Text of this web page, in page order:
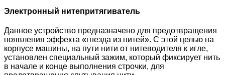
Электронный нитепритягиватель
Данное устройство предназначено для предотвращения
появления эффекта «гнезда из нитей». С этой целью на
корпусе машины, на пути нити от нитеводителя к игле,
установлен специальный зажим, который фиксирует нить
в начале и конце выполнения строчки, для